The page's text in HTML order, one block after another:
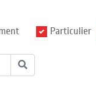
Particulier